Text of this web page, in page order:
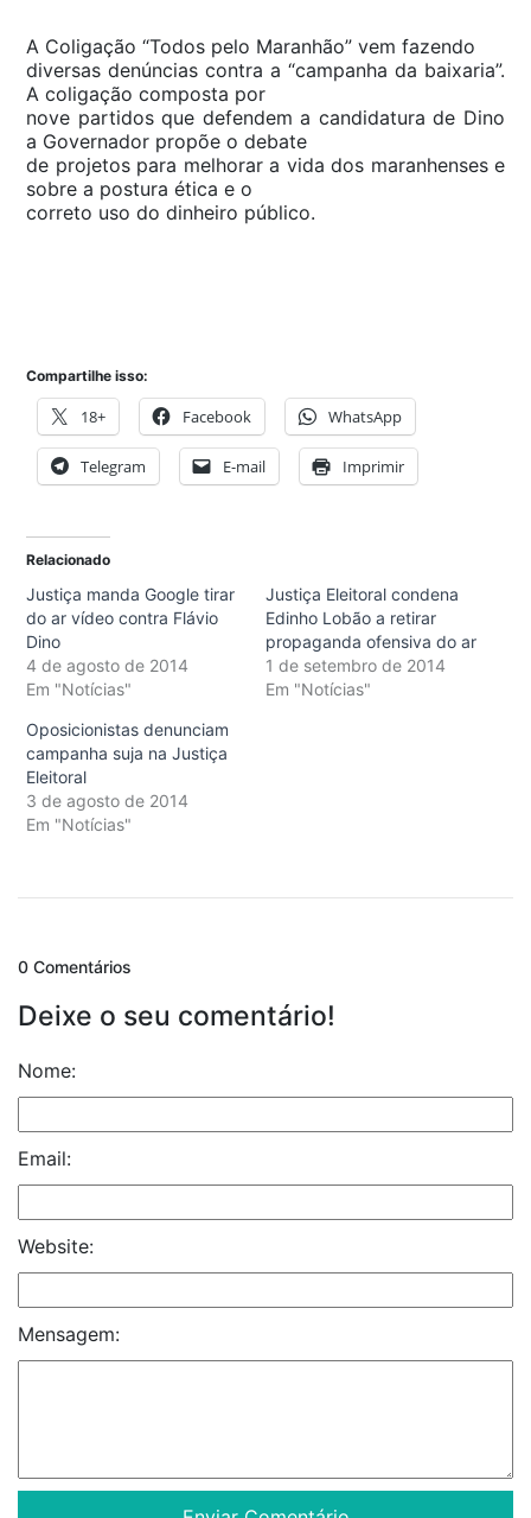
A Coligação “Todos pelo Maranhão” vem fazendo
diversas denúncias contra a “campanha da baixaria”.
A coligação composta por
nove partidos que defendem a candidatura de Dino
a Governador propõe o debate
de projetos para melhorar a vida dos maranhenses e
sobre a postura ética e o
correto uso do dinheiro público.
Compartilhe isso:
18+ Facebook WhatsApp
Telegram E-mail Imprimir
Relacionado
Justiça manda Google tirar
do ar vídeo contra Flávio
Dino
4 de agosto de 2014
Em "Notícias"
Justiça Eleitoral condena
Edinho Lobão a retirar
propaganda ofensiva do ar
1 de setembro de 2014
Em "Notícias"
Oposicionistas denunciam
campanha suja na Justiça
Eleitoral
3 de agosto de 2014
Em "Notícias"
0 Comentários
Deixe o seu comentário!
Nome:
Email:
Website:
Mensagem: